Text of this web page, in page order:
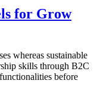
for Grow
whereas sustainable
skills through B2C
before